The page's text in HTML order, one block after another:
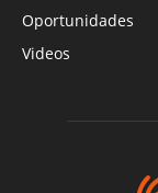
Oportunidades
Videos